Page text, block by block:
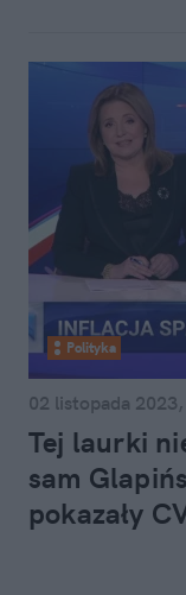
Polityka
02 listopada
Tej laurki
sam
pokazały